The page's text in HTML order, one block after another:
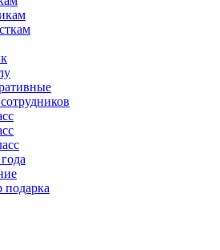
подарка